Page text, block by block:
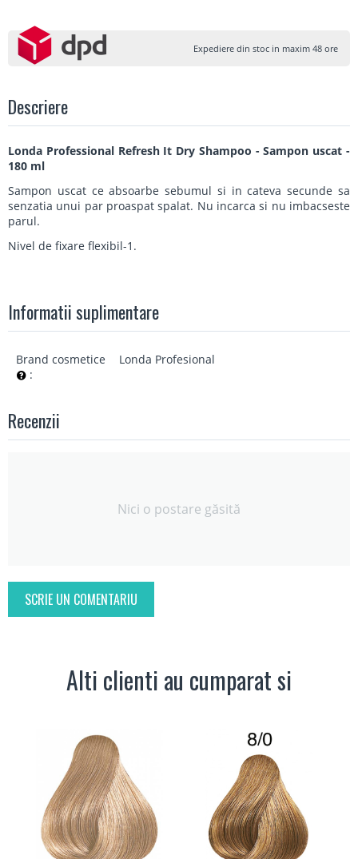
Expediere din stoc in maxim 48 ore
Descriere
Londa Professional Refresh It Dry Shampoo - Sampon uscat -
180 ml
Sampon uscat ce absoarbe sebumul si in cateva secunde sa
senzatia unui par proaspat spalat. Nu incarca si nu imbacseste
parul.
Nivel de fixare flexibil-1.
Informatii suplimentare
Brand cosmetice
:
Londa Profesional
Recenzii
Nici o postare găsită
SCRIE UN COMENTARIU
Alti clienti au cumparat si